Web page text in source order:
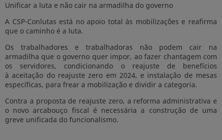
Unificar a luta e não cair na armadilha do governo
A CSP-Conlutas está no apoio total às mobilizações e reafirma
que o caminho é a luta.
Os trabalhadores e trabalhadoras não podem cair na
armadilha que o governo quer impor, ao fazer chantagem com
os servidores, condicionando o reajuste de benefícios
à aceitação do reajuste zero em 2024, e instalação de mesas
específicas, para frear a mobilização e dividir a categoria.
Contra a proposta de reajuste zero, a reforma administrativa e
o novo arcabouço fiscal é necessária a construção de uma
greve unificada do funcionalismo.